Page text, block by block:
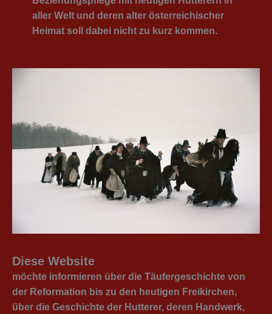
aller Welt und deren alter österreichischer
Heimat soll dabei nicht zu kurz kommen.
Diese Website
möchte informieren über die Täufergeschichte von
der Reformation bis zu den heutigen Freikirchen,
über die Geschichte der Hutterer, deren Handwerk,